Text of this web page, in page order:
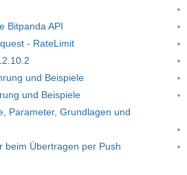
Bitpanda API
- RateLimit
und Beispiele
und Beispiele
Parameter, Grundlagen und
beim Übertragen per Push